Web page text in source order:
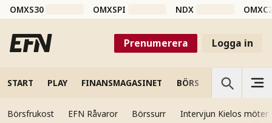
OMXS30 OMXSPI NDX
Prenumerera Logga in
START PLAY FINANSMAGASINET BÖRS VETENSKAP
Börsfrukost EFN Råvaror Börssurr Intervjun Kielos möter